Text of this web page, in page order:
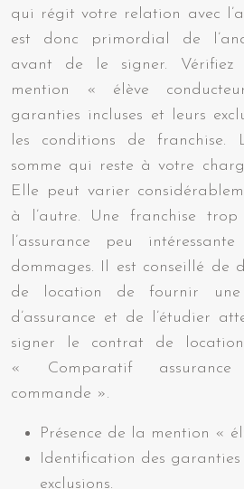
qui régit votre relation avec
est donc primordial de
avant de le signer.
mention « élève
garanties incluses et leurs
les conditions de franchise.
somme qui reste à votre
Elle peut varier
à l’autre. Une franchise
l’assurance peu
dommages. Il est conseillé de
de location de fournir
d’assurance et de l’étudier
signer le contrat de
« Comparatif
commande ».
Présence de la mention «
Identification des garanties
exclusions.